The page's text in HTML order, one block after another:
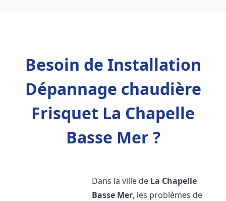
Besoin de Installation
Dépannage chaudière
Frisquet La Chapelle
Basse Mer ?
Dans la ville de La Chapelle
Basse Mer, les problèmes de